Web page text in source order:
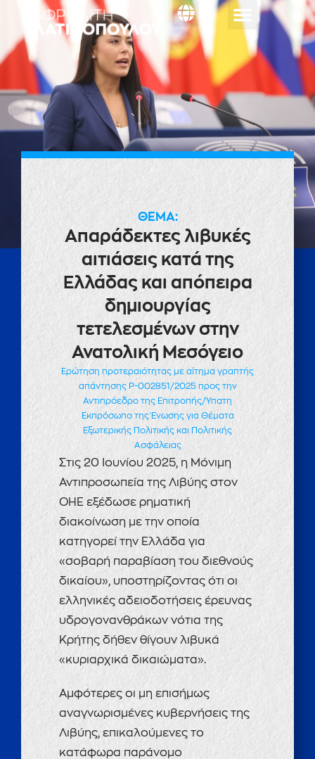
Κοινοβουλευτική
ΕΡΩΤΗΣΗ
ΘΕΜΑ:
Απαράδεκτες λιβυκές
αιτιάσεις κατά της
Ελλάδας και απόπειρα
δημιουργίας
τετελεσμένων στην
Ανατολική Μεσόγειο
Ερώτηση προτεραιότητας με αίτημα γραπτής
απάντησης P-002851/2025 προς την
Αντιπρόεδρο της Επιτροπής/Ύπατη
Εκπρόσωπο της Ένωσης για Θέματα
Εξωτερικής Πολιτικής και Πολιτικής
Ασφάλειας
Στις 20 Ιουνίου 2025, η Μόνιμη
Αντιπροσωπεία της Λιβύης στον
ΟΗΕ εξέδωσε ρηματική
διακοίνωση με την οποία
κατηγορεί την Ελλάδα για
«σοβαρή παραβίαση του διεθνούς
δικαίου», υποστηρίζοντας ότι οι
ελληνικές αδειοδοτήσεις έρευνας
υδρογονανθράκων νότια της
Κρήτης δήθεν θίγουν λιβυκά
«κυριαρχικά δικαιώματα».
Αμφότερες οι μη επισήμως
αναγνωρισμένες κυβερνήσεις της
Λιβύης, επικαλούμενες το
κατάφωρα παράνομο